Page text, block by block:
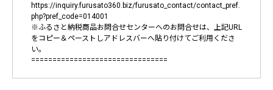
https://inquiry.furusato360.biz/furusato_contact/contact_pref.
php?pref_code=014001
※ふるさと納税商品お問合せセンターへのお問合せは、上記URL
をコピー＆ペーストしアドレスバーへ貼り付けてご利用くださ
い。
================================